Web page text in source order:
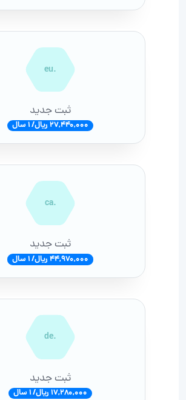
.eu
ثبت جدید
27,440,000 ریال/ 1 سال
.ca
ثبت جدید
44,970,000 ریال/ 1 سال
.de
ثبت جدید
17,280,000 ریال/ 1 سال